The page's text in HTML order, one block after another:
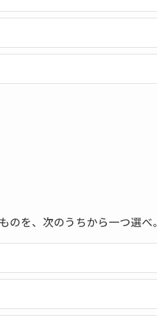
を、次のうちから一つ選べ。